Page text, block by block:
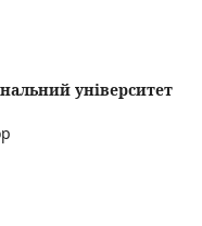
університет